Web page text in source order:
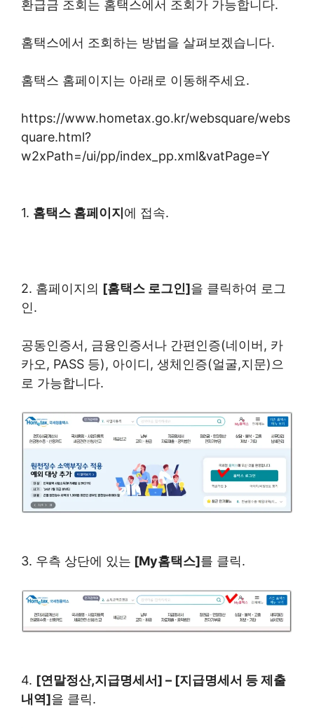
환급금 조회는 홈택스에서 조회가 가능합니다.
홈택스에서 조회하는 방법을 살펴보겠습니다.
홈택스 홈페이지는 아래로 이동해주세요.
https://www.hometax.go.kr/websquare/webs
quare.html?
w2xPath=/ui/pp/index_pp.xml&vatPage=Y
1. 홈택스 홈페이지에 접속.
2. 홈페이지의 [홈택스 로그인]을 클릭하여 로그
인.
공동인증서, 금융인증서나 간편인증(네이버, 카
카오, PASS 등), 아이디, 생체인증(얼굴,지문)으
로 가능합니다.
3. 우측 상단에 있는 [My홈택스]를 클릭.
4. [연말정산,지급명세서] – [지급명세서 등 제출
내역]을 클릭.